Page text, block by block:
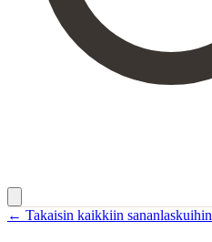
← Takaisin kaikkiin sananlaskuihin